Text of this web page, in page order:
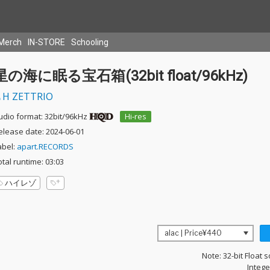
IN-STORE Schooling
の海に眠る宝石箱(32bit float/96kHz)
H ZETTRIO
format: 32bit/96kHz
Hi-res
date: 2024-06-01
apart.RECORDS
runtime: 03:03
ハイレゾ
Note: 32-bit Float